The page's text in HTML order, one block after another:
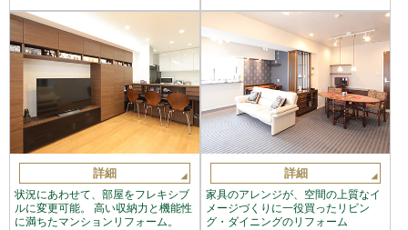
詳細
状況にあわせて、部屋をフレキシブ
ルに変更可能。 高い収納力と機能性
に満ちたマンションリフォーム。
詳細
家具のアレンジが、空間の上質なイ
メージづくりに一役買ったリビン
グ・ダイニングのリフォーム